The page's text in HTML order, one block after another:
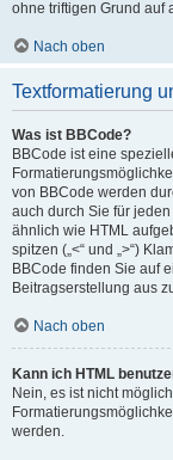
ohne triftigen Grund auf
Nach oben
Textformatierung
Was ist BBCode?
BBCode ist eine
von BBCode werden
auch durch Sie für
ähnlich wie HTML
spitzen („<“ und „>“)
BBCode finden Sie auf
Beitragserstellung aus
Nach oben
Kann ich HTML
Nein, es ist nicht
werden.